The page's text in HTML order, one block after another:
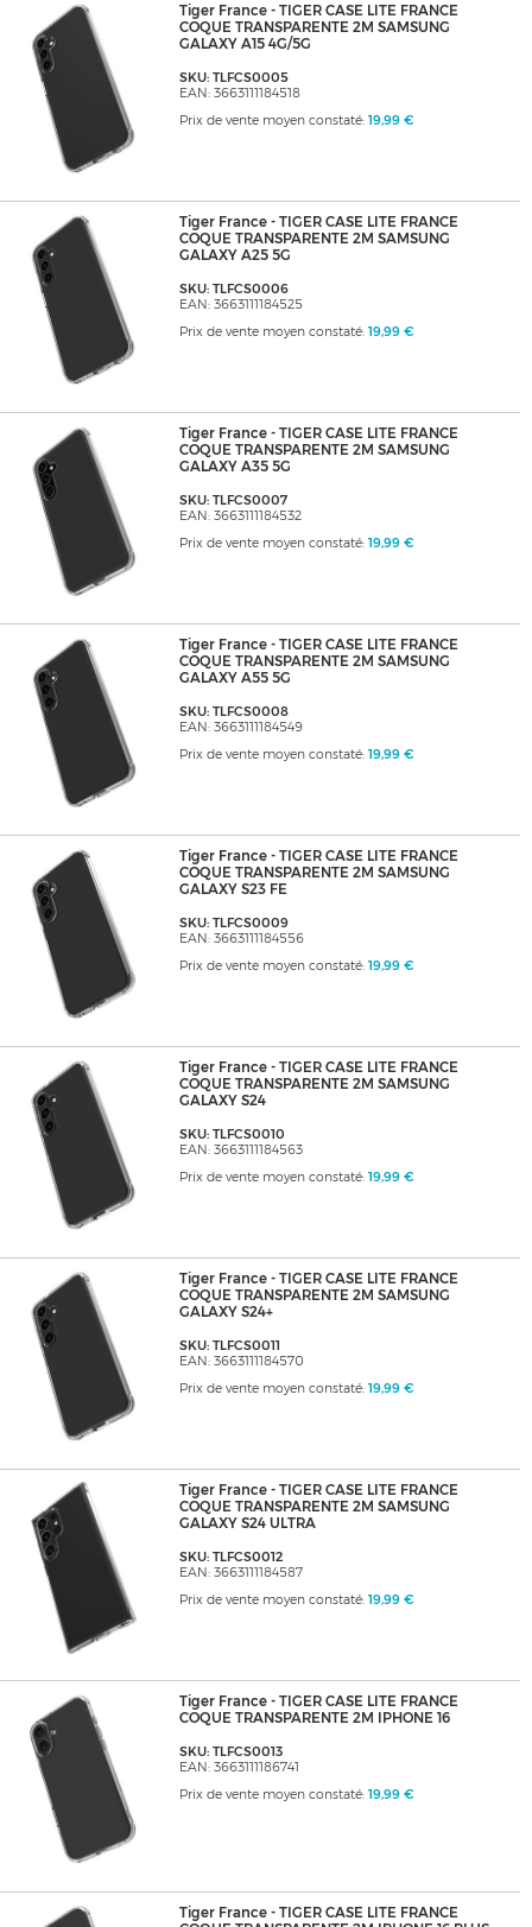
Tiger France - TIGER CASE LITE FRANCE
COQUE TRANSPARENTE 2M SAMSUNG
GALAXY A15 4G/5G
SKU: TLFCS0005
EAN: 3663111184518
Prix de vente moyen constaté: 19,99 €
Tiger France - TIGER CASE LITE FRANCE
COQUE TRANSPARENTE 2M SAMSUNG
GALAXY A25 5G
SKU: TLFCS0006
EAN: 3663111184525
Prix de vente moyen constaté: 19,99 €
Tiger France - TIGER CASE LITE FRANCE
COQUE TRANSPARENTE 2M SAMSUNG
GALAXY A35 5G
SKU: TLFCS0007
EAN: 3663111184532
Prix de vente moyen constaté: 19,99 €
Tiger France - TIGER CASE LITE FRANCE
COQUE TRANSPARENTE 2M SAMSUNG
GALAXY A55 5G
SKU: TLFCS0008
EAN: 3663111184549
Prix de vente moyen constaté: 19,99 €
Tiger France - TIGER CASE LITE FRANCE
COQUE TRANSPARENTE 2M SAMSUNG
GALAXY S23 FE
SKU: TLFCS0009
EAN: 3663111184556
Prix de vente moyen constaté: 19,99 €
Tiger France - TIGER CASE LITE FRANCE
COQUE TRANSPARENTE 2M SAMSUNG
GALAXY S24
SKU: TLFCS0010
EAN: 3663111184563
Prix de vente moyen constaté: 19,99 €
Tiger France - TIGER CASE LITE FRANCE
COQUE TRANSPARENTE 2M SAMSUNG
GALAXY S24+
SKU: TLFCS0011
EAN: 3663111184570
Prix de vente moyen constaté: 19,99 €
Tiger France - TIGER CASE LITE FRANCE
COQUE TRANSPARENTE 2M SAMSUNG
GALAXY S24 ULTRA
SKU: TLFCS0012
EAN: 3663111184587
Prix de vente moyen constaté: 19,99 €
Tiger France - TIGER CASE LITE FRANCE
COQUE TRANSPARENTE 2M IPHONE 16
SKU: TLFCS0013
EAN: 3663111186741
Prix de vente moyen constaté: 19,99 €
Tiger France - TIGER CASE LITE FRANCE